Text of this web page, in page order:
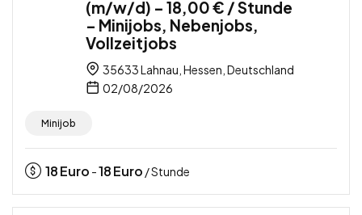
(m/w/d) – 18,00 € / Stunde
– Minijobs, Nebenjobs,
Vollzeitjobs
35633 Lahnau, Hessen, Deutschland
02/08/2026
Minijob
18Euro -18Euro / Stunde